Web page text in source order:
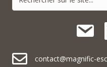
contact@magnific-
contact@magnific-